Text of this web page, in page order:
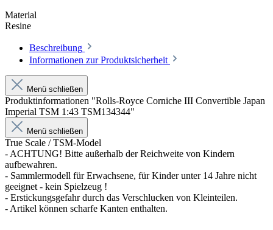
Material
Resine
Beschreibung
Informationen zur Produktsicherheit
Menü schließen
Produktinformationen "Rolls-Royce Corniche III Convertible Japan
Imperial TSM 1:43 TSM134344"
Menü schließen
True Scale / TSM-Model
- ACHTUNG! Bitte außerhalb der Reichweite von Kindern
aufbewahren.
- Sammlermodell für Erwachsene, für Kinder unter 14 Jahre nicht
geeignet - kein Spielzeug !
- Erstickungsgefahr durch das Verschlucken von Kleinteilen.
- Artikel können scharfe Kanten enthalten.